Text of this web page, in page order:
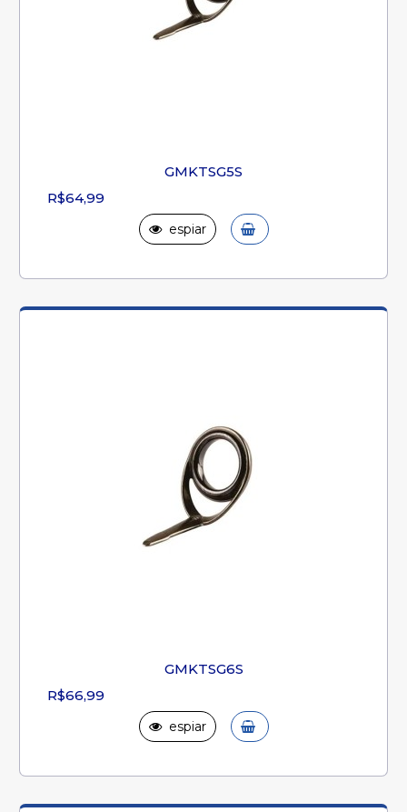
GMKTSG5S
R$64,99
espiar
GMKTSG6S
R$66,99
espiar